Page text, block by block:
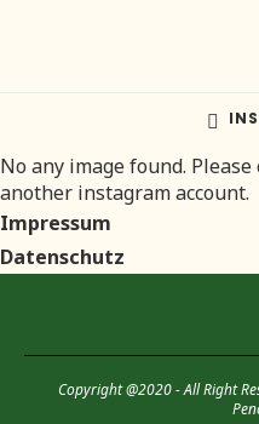
No any image found.
another instagram account.
Impressum
Datenschutz
Copyright @2020 - All Right